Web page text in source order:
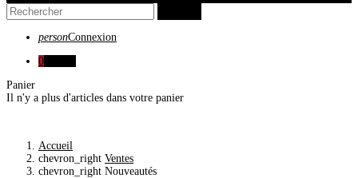
personConnexion
0
Panier
Il n'y a plus d'articles dans votre panier
Accueil
chevron_right Ventes
chevron_right Nouveautés